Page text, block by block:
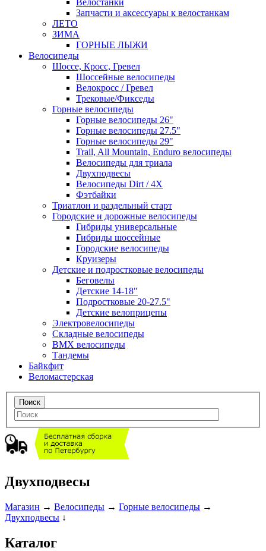
Запчасти и аксессуары к велостанкам
ЛЕТО
ЗИМА
ГОРНЫЕ ЛЫЖИ
Велосипеды
Шоссе, Кросс, Гревел
Шоссейные велосипеды
Велокросс / Гревел
Трековые/Фикседы
Горные велосипеды
Горные велосипеды 26"
Горные велосипеды 27.5"
Горные велосипеды 29"
Trail, All Mountain, Enduro велосипеды
Велосипеды для триала
Двухподвесы
Велосипеды Dirt / 4X
Фэтбайки
Триатлон и раздельный старт
Городские и дорожные велосипеды
Гибриды универсальные
Гибриды шоссейные
Городские велосипеды
Круизеры
Детские и подростковые велосипеды
Беговелы
Детские 14-18"
Подростковые 20-27.5"
Детские велоприцепы
Электровелосипеды
Складные велосипеды
BMX велосипеды
Тандемы
Байкфит
Веломастерская
Двухподвесы
Магазин → Велосипеды → Горные велосипеды →
Двухподвесы ↓
Каталог